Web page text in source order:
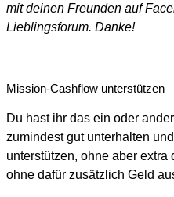
mit deinen Freunden auf
Lieblingsforum. Danke!
Mission-Cashflow unterstützen
Du hast ihr das ein oder
zumindest gut unterhalten
unterstützen, ohne aber extra
ohne dafür zusätzlich Geld